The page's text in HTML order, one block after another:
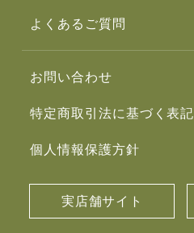
よくあるご質問
お問い合わせ
特定商取引法に基づく表記
個人情報保護方針
実店舗サイト